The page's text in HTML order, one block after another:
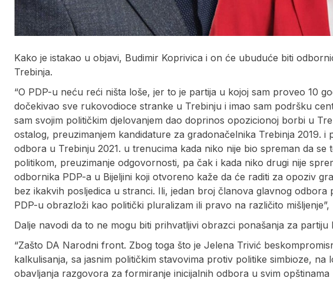
Kako je istakao u objavi, Budimir Koprivica i on će ubuduće biti
Trebinja.
“O PDP-u neću reći ništa loše, jer to je partija u kojoj sam proveo 10
dočekivao sve rukovodioce stranke u Trebinju i imao sam podršku
sam svojim političkim djelovanjem dao doprinos opozicionoj borbi u
ostalog, preuzimanjem kandidature za gradonačelnika Trebinja 2019. i
odbora u Trebinju 2021. u trenucima kada niko nije bio spreman da se
politikom, preuzimanje odgovornosti, pa čak i kada niko drugi nije
odbornika PDP-a u Bijeljini koji otvoreno kaže da će raditi za opoziv
bez ikakvih posljedica u stranci. Ili, jedan broj članova glavnog
PDP-u obrazloži kao politički pluralizam ili pravo na različito mišljenje”,
Dalje navodi da to ne mogu biti prihvatljivi obrazci ponašanja za
“Zašto DA Narodni front. Zbog toga što je Jelena Trivić
kalkulisanja, sa jasnim političkim stavovima protiv politike simbioze,
obavljanja razgovora za formiranje inicijalnih odbora u svim